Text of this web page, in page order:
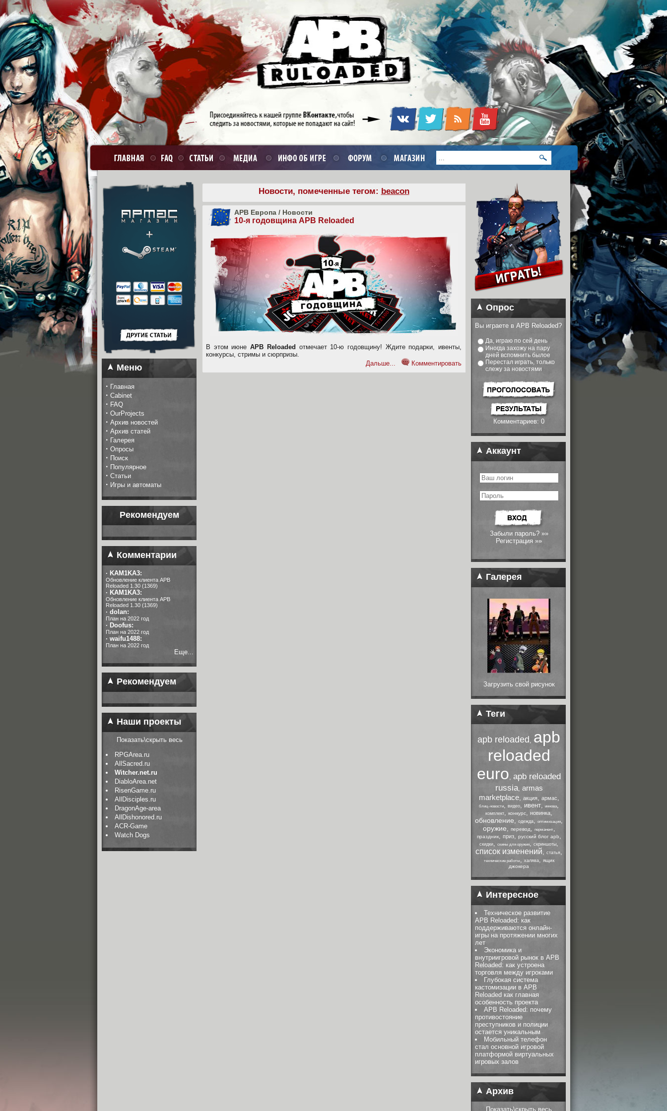
Меню
· Главная
· Cabinet
· FAQ
· OurProjects
· Архив новостей
· Архив статей
· Галерея
· Опросы
· Поиск
· Популярное
· Статьи
· Игры и автоматы
Рекомендуем
Комментарии
· KAM1KA3:
Обновление клиента APB
Reloaded 1.30 (1369)
· KAM1KA3:
Обновление клиента APB
Reloaded 1.30 (1369)
· dolan:
План на 2022 год
· Doofus:
План на 2022 год
· waifu1488:
План на 2022 год
Еще...
Рекомендуем
Наши проекты
Показать\скрыть весь
RPGArea.ru
AllSacred.ru
Witcher.net.ru
DiabloArea.net
RisenGame.ru
AllDisciples.ru
DragonAge-area
AllDishonored.ru
ACR-Game
Watch Dogs
Новости, помеченные тегом: beacon
APB Европа / Новости
10-я годовщина APB Reloaded
В этом июнеAPB Reloaded отмечает 10-ю годовщину! Ждите подарки, ивенты,
конкурсы, стримы и сюрпризы.
Дальше...
Комментировать
Опрос
Вы играете в APB Reloaded?
Да, играю по сей день
Иногда захожу на пару
дней вспомнить былое
Перестал играть, только
слежу за новостями
Комментариев: 0
Аккаунт
Забыли пароль? »»
Регистрация »»
Галерея
Загрузить свой рисунок
Теги
apb reloaded , apb
reloaded
euro, apb reloaded
russia, armas
marketplace, акция, армас,
блиц-новости, видео, ивент, иннова,
комплект, конкурс, новинка,
обновление, одежда, оптимизация,
оружие, перевод, перманент,
праздник, приз, русский блог apb,
скидки, скины для оружия, скриншоты,
список изменений, статья,
технические работы, халява, ящик
джокера
Интересное
Техническое развитие
APB Reloaded: как
поддерживаются онлайн-
игры на протяжении многих
лет
Экономика и
внутриигровой рынок в APB
Reloaded: как устроена
торговля между игроками
Глубокая система
кастомизации в APB
Reloaded как главная
особенность проекта
APB Reloaded: почему
противостояние
преступников и полиции
остается уникальным
Мобильный телефон
стал основной игровой
платформой виртуальных
игровых залов
Архив
Показать\скрыть весь